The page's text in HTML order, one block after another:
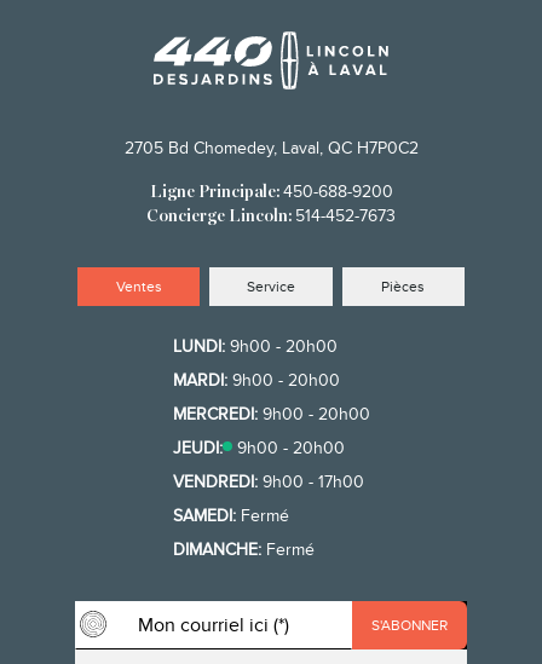
2705 Bd Chomedey, Laval, QC H7P0C2
Ligne Principale: 450-688-9200
Concierge Lincoln: 514-452-7673
Ventes Service Pièces
LUNDI: 9h00 - 20h00
MARDI: 9h00 - 20h00
MERCREDI: 9h00 - 20h00
JEUDI:
9h00 - 20h00
VENDREDI: 9h00 - 17h00
SAMEDI: Fermé
DIMANCHE: Fermé